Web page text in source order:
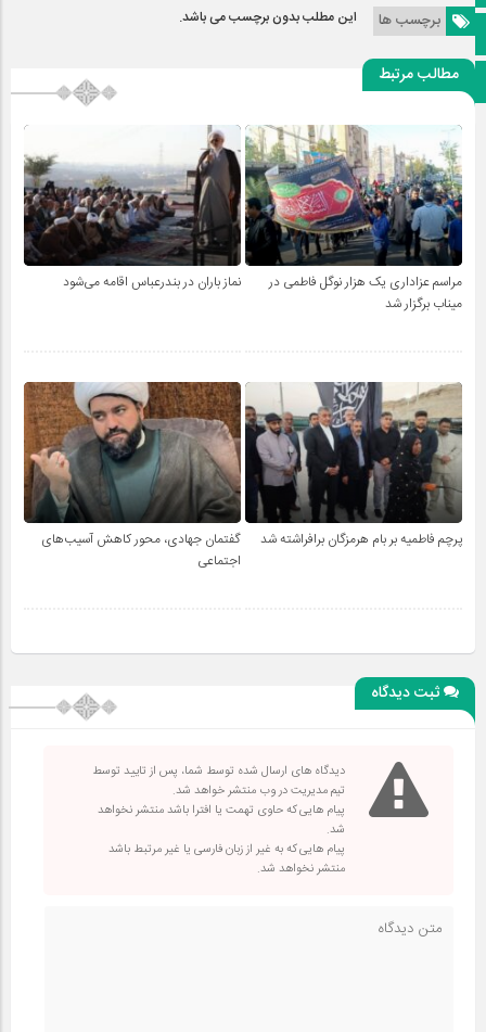
پخش زنده
اپلیکیشن بیرق
برچسب ها این مطلب بدون برچسب می باشد.
مطالب مرتبط
مراسم عزاداری یک هزار نوگل فاطمی در
میناب برگزار شد
نماز باران در بندرعباس اقامه می‌شود
پرچم فاطمیه بر بام هرمزگان برافراشته شد
گفتمان جهادی، محور کاهش آسیب‌های
اجتماعی
ثبت دیدگاه
دیدگاه های ارسال شده توسط شما، پس از تایید توسط
تیم مدیریت در وب منتشر خواهد شد.
پیام هایی که حاوی تهمت یا افترا باشد منتشر نخواهد
شد.
پیام هایی که به غیر از زبان فارسی یا غیر مرتبط باشد
منتشر نخواهد شد.